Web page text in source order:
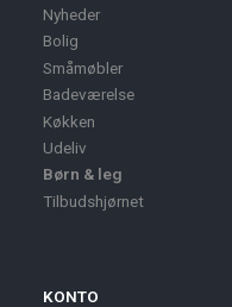
Nyheder
Bolig
Småmøbler
Badeværelse
Køkken
Udeliv
Børn & leg
Tilbudshjørnet
KONTO